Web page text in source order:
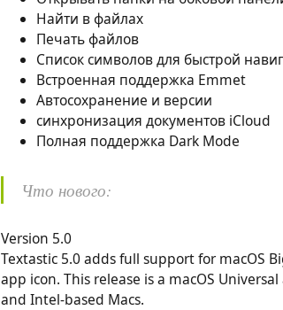
Найти в файлах
Печать файлов
Список символов для быстрой
Встроенная поддержка Emmet
Автосохранение и версии
синхронизация документов iCloud
Полная поддержка Dark Mode
Что нового:
Version 5.0
Textastic 5.0 adds full support for macOS
app icon. This release is a macOS
and Intel-based Macs.